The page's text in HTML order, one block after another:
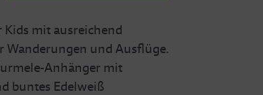
Kids mit ausreichend
Wanderungen und Ausflüge.
Anhänger mit
buntes Edelweiß